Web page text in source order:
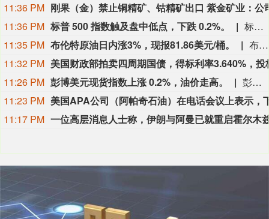
11:36 PM
11:36 PM 标普 500 指数触及盘中低点，下跌 0.2%。
标普 500 指数触及盘中低点，下跌 0.2%。
11:35 PM 布伦特原油日内涨3%，现报81.86美元/桶。
布伦特原油日内涨3%，现报81.86美元/桶。
11:32 PM
11:26 PM 彭博美元现货指数上涨 0.2%，油价走高。
彭博美元现货指数上涨 0.2%，油价走高。
11:23 PM
11:17 PM